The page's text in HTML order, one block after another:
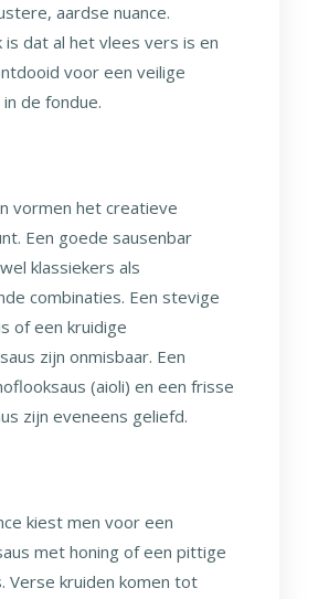
aardse nuance.
is dat al het vlees vers is en
voor een veilige
de fondue.
vormen het creatieve
Een goede sausenbar
klassiekers als
combinaties. Een stevige
of een kruidige
zijn onmisbaar. Een
(aioli) en een frisse
zijn eveneens geliefd.
kiest men voor een
met honing of een pittige
Verse kruiden komen tot